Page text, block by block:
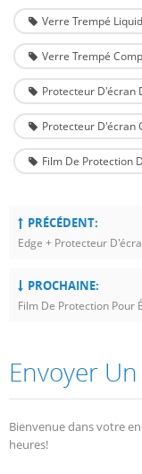
Verre Trempé
Verre Trempé
Protecteur D'écran
Protecteur D'écran
Film De Protection
PRÉCÉDENT:
PROCHAINE:
Envoyer
Bienvenue dans votre
heures!